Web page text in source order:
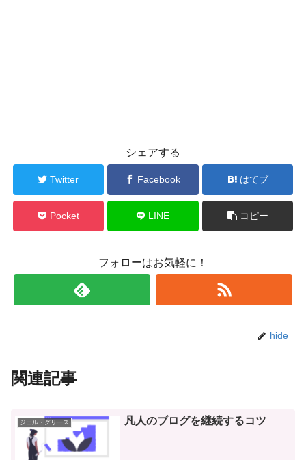
シェアする
Twitter Facebook はてブ
Pocket LINE コピー
フォローはお気軽に！
hide
関連記事
ジェル・グリース 凡人のブログを継続するコツ